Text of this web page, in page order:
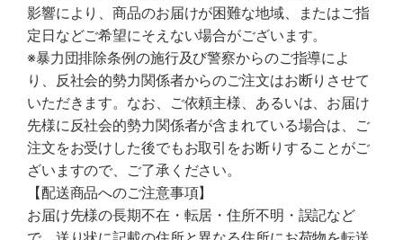
影響により、商品のお届けが困難な地域、またはご指
定日などご希望にそえない場合がございます。
※暴力団排除条例の施行及び警察からのご指導によ
り、反社会的勢力関係者からのご注文はお断りさせて
いただきます。なお、ご依頼主様、あるいは、お届け
先様に反社会的勢力関係者が含まれている場合は、ご
注文をお受けした後でもお取引をお断りすることがご
ざいますので、ご了承ください。
【配送商品へのご注意事項】
お届け先様の長期不在・転居・住所不明・誤記など